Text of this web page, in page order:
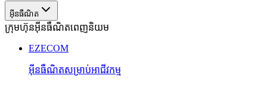
អ៊ីនធឺណិត
ក្រុមហ៊ុនអ៊ីនធឺណិតពេញនិយម
EZECOM
អ៊ីនធឺណិតសម្រាប់អាជីវកម្ម